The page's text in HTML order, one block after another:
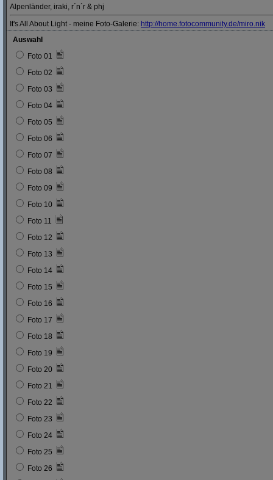
Alpenländer, iraki, r´n´r & phj
It's All About Light - meine Foto-Galerie: http://home.fotocommunity.de/miro.nik
Auswahl
Foto 01
Foto 02
Foto 03
Foto 04
Foto 05
Foto 06
Foto 07
Foto 08
Foto 09
Foto 10
Foto 11
Foto 12
Foto 13
Foto 14
Foto 15
Foto 16
Foto 17
Foto 18
Foto 19
Foto 20
Foto 21
Foto 22
Foto 23
Foto 24
Foto 25
Foto 26